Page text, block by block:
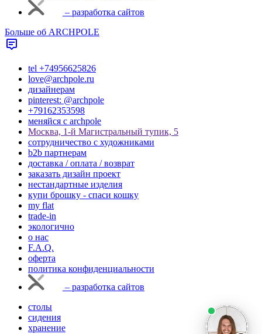
– разработка сайтов
Больше об ARCHPOLE
tel +74956625826
love@archpole.ru
дизайнерам
pinterest: @archpole
+79162353598
меняйся с аrchpole
Москва, 1-й Магистральный тупик, 5
cотрудничество с художниками
b2b партнерам
доставка / оплата / возврат
заказать дизайн проект
нестандартные изделия
купи брошку - спаси кошку
my flat
trade-in
экологично
о нас
F.A.Q.
оферта
политика конфиденциальности
– разработка сайтов
столы
сидения
хранение